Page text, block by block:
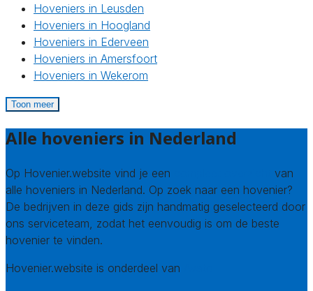
Hoveniers in Leusden
Hoveniers in Hoogland
Hoveniers in Ederveen
Hoveniers in Amersfoort
Hoveniers in Wekerom
Toon meer
Alle hoveniers in Nederland
Op Hovenier.website vind je een
van
alle hoveniers in Nederland. Op zoek naar een hovenier?
De bedrijven in deze gids zijn handmatig geselecteerd door
ons serviceteam, zodat het eenvoudig is om de beste
hovenier te vinden.
Hovenier.website is onderdeel van